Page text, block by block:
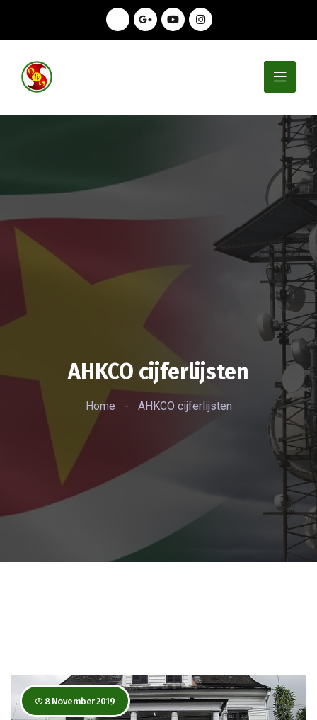
AHKCO cijferlijsten
Home - AHKCO cijferlijsten
8 November 2019